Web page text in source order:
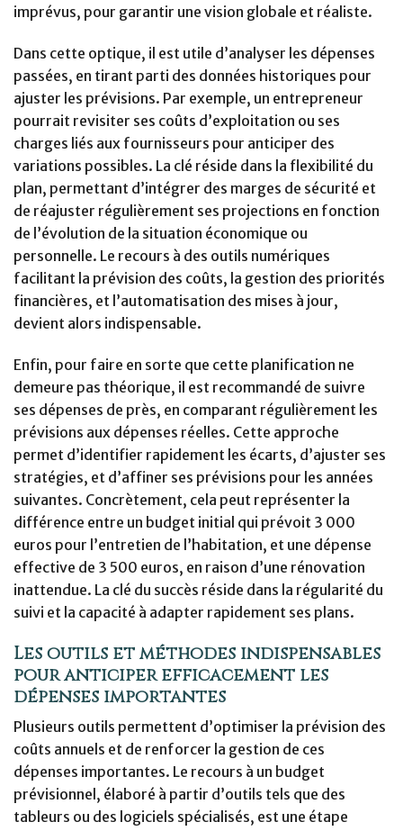
imprévus, pour garantir une vision globale et réaliste.
Dans cette optique, il est utile d’analyser les dépenses
passées, en tirant parti des données historiques pour
ajuster les prévisions. Par exemple, un entrepreneur
pourrait revisiter ses coûts d’exploitation ou ses
charges liés aux fournisseurs pour anticiper des
variations possibles. La clé réside dans la flexibilité du
plan, permettant d’intégrer des marges de sécurité et
de réajuster régulièrement ses projections en fonction
de l’évolution de la situation économique ou
personnelle. Le recours à des outils numériques
facilitant la prévision des coûts, la gestion des priorités
financières, et l’automatisation des mises à jour,
devient alors indispensable.
Enfin, pour faire en sorte que cette planification ne
demeure pas théorique, il est recommandé de suivre
ses dépenses de près, en comparant régulièrement les
prévisions aux dépenses réelles. Cette approche
permet d’identifier rapidement les écarts, d’ajuster ses
stratégies, et d’affiner ses prévisions pour les années
suivantes. Concrètement, cela peut représenter la
différence entre un budget initial qui prévoit 3 000
euros pour l’entretien de l’habitation, et une dépense
effective de 3 500 euros, en raison d’une rénovation
inattendue. La clé du succès réside dans la régularité du
suivi et la capacité à adapter rapidement ses plans.
Les outils et méthodes indispensables
pour anticiper efficacement les
dépenses importantes
Plusieurs outils permettent d’optimiser la prévision des
coûts annuels et de renforcer la gestion de ces
dépenses importantes. Le recours à un budget
prévisionnel, élaboré à partir d’outils tels que des
tableurs ou des logiciels spécialisés, est une étape